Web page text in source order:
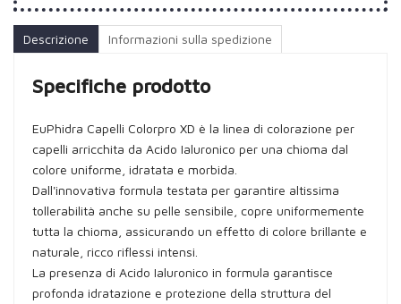
Descrizione Informazioni sulla spedizione
Specifiche prodotto
EuPhidra Capelli Colorpro XD è la linea di colorazione per
capelli arricchita da Acido Ialuronico per una chioma dal
colore uniforme, idratata e morbida.
Dall'innovativa formula testata per garantire altissima
tollerabilità anche su pelle sensibile, copre uniformemente
tutta la chioma, assicurando un effetto di colore brillante e
naturale, ricco riflessi intensi.
La presenza di Acido Ialuronico in formula garantisce
profonda idratazione e protezione della struttura del